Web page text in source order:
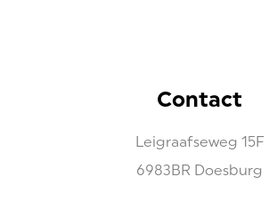
Contact
Leigraafseweg 15F
6983BR Doesburg